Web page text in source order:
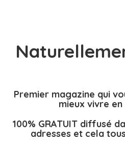
Premier magazine qui
mieux vivre en
100% GRATUIT diffusé
adresses et cela